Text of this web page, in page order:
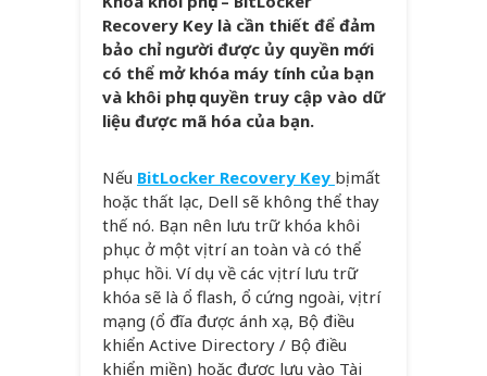
Recovery Key là cần thiết để đảm
bảo chỉ người được ủy quyền mới
có thể mở khóa máy tính của bạn
và khôi phục quyền truy cập vào dữ
liệu được mã hóa của bạn.
Nếu BitLocker Recovery Key bị mất
hoặc thất lạc, Dell sẽ không thể thay
thế nó. Bạn nên lưu trữ khóa khôi
phục ở một vị trí an toàn và có thể
phục hồi. Ví dụ về các vị trí lưu trữ
khóa sẽ là ổ flash, ổ cứng ngoài, vị trí
mạng (ổ đĩa được ánh xạ, Bộ điều
khiển Active Directory / Bộ điều
khiển miền) hoặc được lưu vào Tài